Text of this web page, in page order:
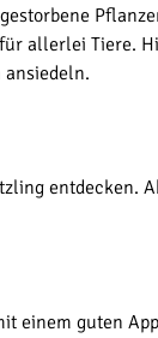
allerlei Tiere.
entdecken.
einem guten